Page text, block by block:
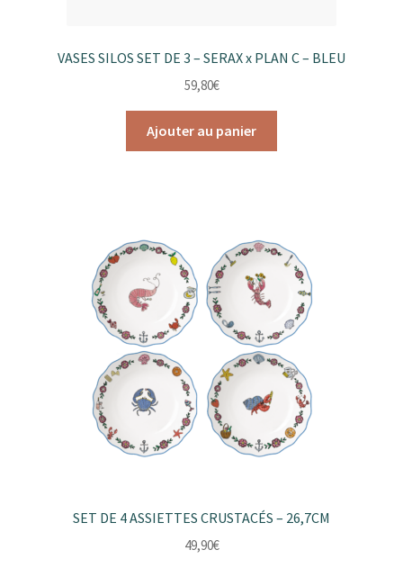
VASES SILOS SET DE 3 – SERAX x PLAN C – BLEU
59,80€
Ajouter au panier
SET DE 4 ASSIETTES CRUSTACÉS – 26,7CM
49,90€